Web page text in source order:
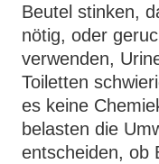
Beutel stinken,
nötig, oder
verwenden,
Toiletten
es keine
belasten die
entscheiden, ob